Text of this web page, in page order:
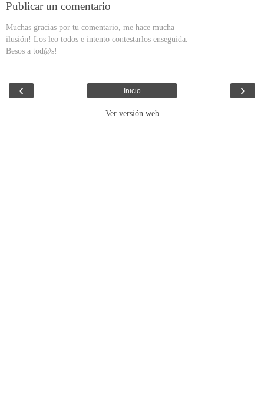
Publicar un comentario
Muchas gracias por tu comentario, me hace mucha
ilusión! Los leo todos e intento contestarlos enseguida.
Besos a tod@s!
‹ ›
Inicio
Ver versión web